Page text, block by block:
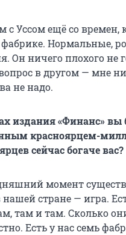
с Уссом ещё со времен,
фабрике. Нормальные,
Он ничего плохого не
в другом — мне
не надо.
издания «Финанс»
красноярцем-
сейчас богаче вас?
момент
нашей стране — игра.
там и там. Сколько
Есть у нас семь